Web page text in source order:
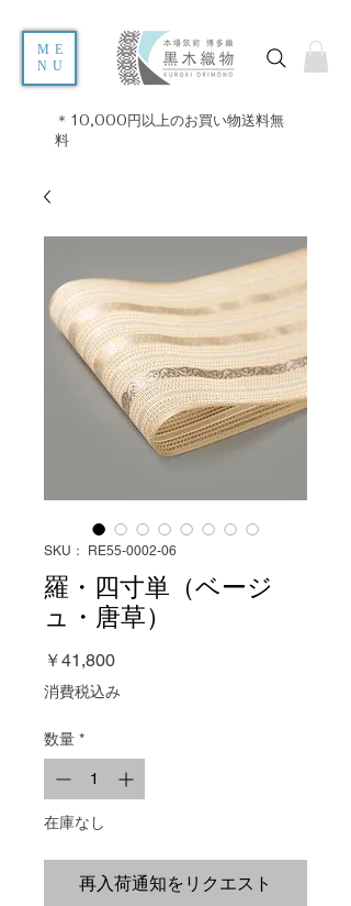
ME
NU
＊10,000円以上のお買い物送料無
料
SKU： RE55-0002-06
羅・四寸単（ベージ
ュ・唐草）
￥41,800価
消費税込み
数量 *
在庫なし
再入荷通知をリクエスト